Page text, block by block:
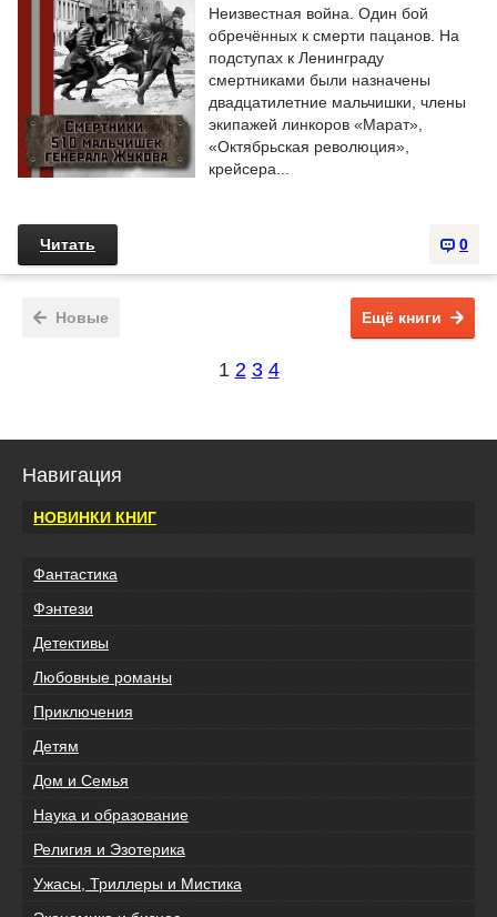
Неизвестная война. Один бой
обречённых к смерти пацанов. На
подступах к Ленинграду
смертниками были назначены
двадцатилетние мальчишки, члены
экипажей линкоров «Марат»,
«Октябрьская революция»,
крейсера...
0
Читать
Новые Ещё книги
1 2 3 4
Навигация
НОВИНКИ КНИГ
Фантастика
Фэнтези
Детективы
Любовные романы
Приключения
Детям
Дом и Семья
Наука и образование
Религия и Эзотерика
Ужасы, Триллеры и Мистика